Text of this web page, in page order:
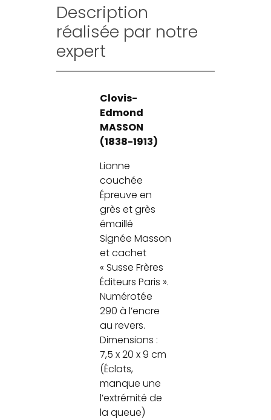
Description
réalisée par notre
expert
Clovis-
Edmond
MASSON
(1838-1913)
Lionne
couchée
Épreuve en
grès et grès
émaillé
Signée Masson
et cachet
« Susse Frères
Éditeurs Paris ».
Numérotée
290 à l’encre
au revers.
Dimensions :
7,5 x 20 x 9 cm
(Éclats,
manque une
l’extrémité de
la queue)